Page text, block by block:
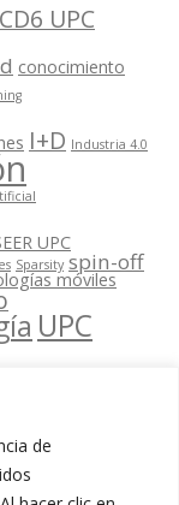
de
CD6 UPC
conocimiento
I+D Industria 4.0
UPC
Sparsity spin-off
móviles
UPC